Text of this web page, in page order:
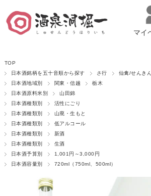
マイページへログイ
マイ
TOP
日本酒銘柄を五十音順から探す
さ行
仙禽/せんきん
日本酒地域別
関東・信越
栃木
日本酒原料米別
山田錦
日本酒種類別
活性にごり
日本酒種類別
山廃・生もと
日本酒種類別
低アルコール
日本酒種類別
新酒
日本酒種類別
生酒
日本酒予算別
1,001円～3,000円
日本酒容量別
720ml（750ml、500ml）